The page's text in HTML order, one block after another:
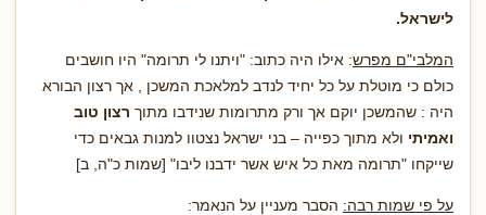
לישראל.
המלבי"ם מפרש: אילו היה כתוב: "ויתנו לי תרומה" היו חושבים
כולם כי מוטלת על כל יחיד לנדב למלאכת המשכן , אך רצון הבורא
היה : שהמשכן יוקם אך ורק מתרומות שנידבו מתוך רצון טוב
ואמיתי ולא מתוך כפייה – בני ישראל נצטוו למנות גבאים כדי
שייקחו "תרומה מאת כל איש אשר ידבנו ליבו" [שמות כ"ה, ב]
על פי שמות רבה: הסבר מעניין על הנאמר: